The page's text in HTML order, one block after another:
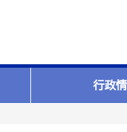
行政